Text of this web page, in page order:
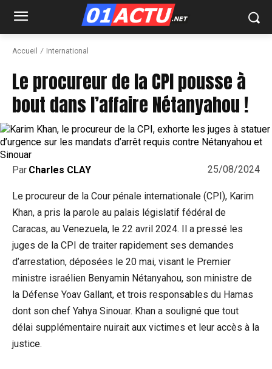
Accueil International
Le procureur de la CPI pousse à
bout dans l’affaire Nétanyahou !
25/08/2024
Par Charles CLAY
Le procureur de la Cour pénale internationale (CPI), Karim
Khan, a pris la parole au palais législatif fédéral de
Caracas, au Venezuela, le 22 avril 2024. Il a pressé les
juges de la CPI de traiter rapidement ses demandes
d’arrestation, déposées le 20 mai, visant le Premier
ministre israélien Benyamin Nétanyahou, son ministre de
la Défense Yoav Gallant, et trois responsables du Hamas
dont son chef Yahya Sinouar. Khan a souligné que tout
délai supplémentaire nuirait aux victimes et leur accès à la
justice.